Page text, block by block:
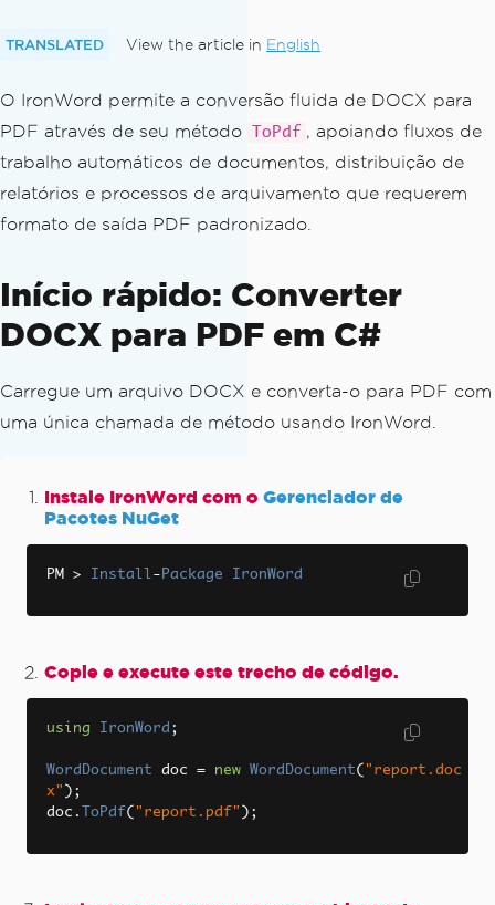
TRANSLATED View the article in English
O IronWord permite a conversão fluida de DOCX para
PDF através de seu método
ToPdf , apoiando fluxos de
trabalho automáticos de documentos, distribuição de
relatórios e processos de arquivamento que requerem
formato de saída PDF padronizado.
Início rápido: Converter
DOCX para PDF em C#
Carregue um arquivo DOCX e converta-o para PDF com
uma única chamada de método usando IronWord.
Instale IronWord com o Gerenciador de
Pacotes NuGet
PM > Install- Package IronWord
Copie e execute este trecho de código.
using IronWord ;
WordDocument doc = new WordDocument( "report.doc
x" );
doc . ToPdf( "report.pdf" );